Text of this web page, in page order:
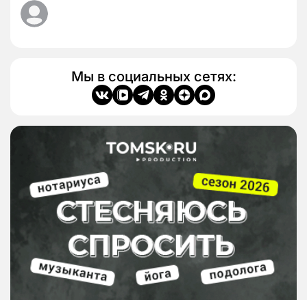
Мы в социальных сетях: